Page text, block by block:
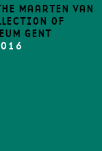
MAARTEN VAN
OF
GENT